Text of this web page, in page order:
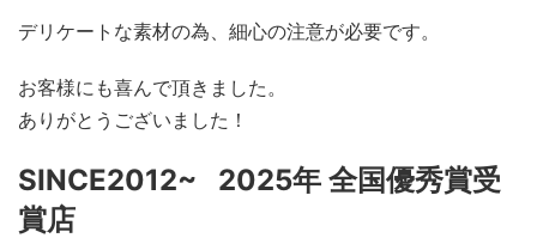
デリケートな素材の為、細心の注意が必要です。
お客様にも喜んで頂きました。
ありがとうございました！
SINCE2012~ 2025年 全国優秀賞受
賞店